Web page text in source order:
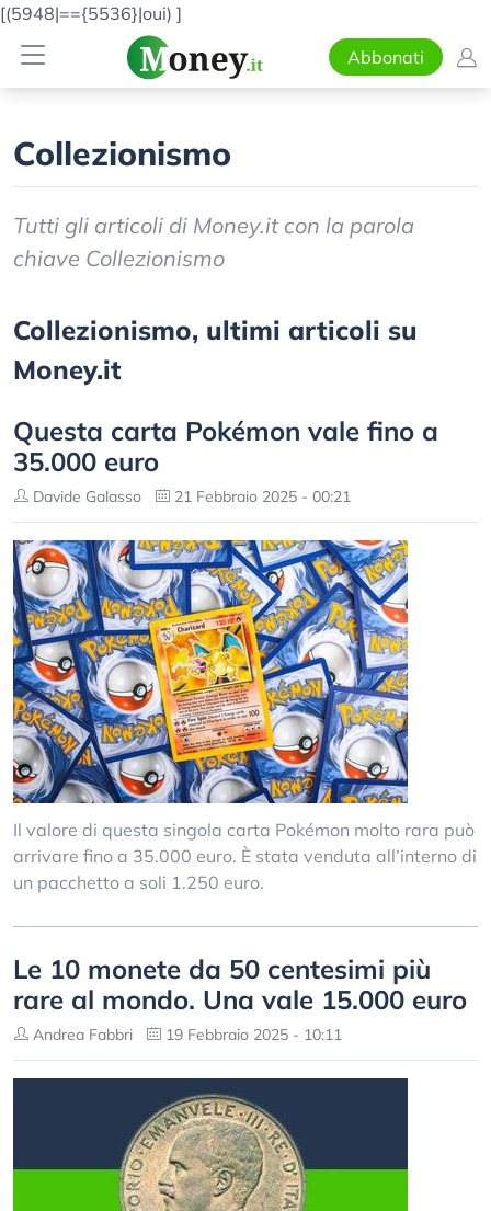
[(5948|=={5536}|oui) ]
Abbonati
Collezionismo
Tutti gli articoli di Money.it con la parola
chiave Collezionismo
Collezionismo, ultimi articoli su
Money.it
Questa carta Pokémon vale fino a
35.000 euro
Davide Galasso 21 Febbraio 2025 - 00:21
Il valore di questa singola carta Pokémon molto rara può
arrivare fino a 35.000 euro. È stata venduta all’interno di
un pacchetto a soli 1.250 euro.
Le 10 monete da 50 centesimi più
rare al mondo. Una vale 15.000 euro
Andrea Fabbri 19 Febbraio 2025 - 10:11